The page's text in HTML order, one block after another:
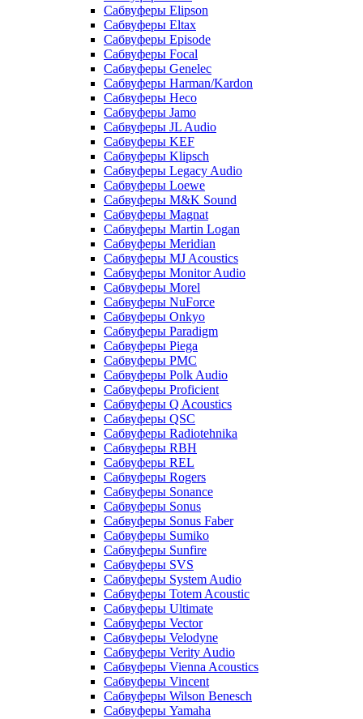
Сабвуферы Elipson
Сабвуферы Eltax
Сабвуферы Episode
Сабвуферы Focal
Сабвуферы Genelec
Сабвуферы Harman/Kardon
Сабвуферы Heco
Сабвуферы Jamo
Сабвуферы JL Audio
Сабвуферы KEF
Сабвуферы Klipsch
Сабвуферы Legacy Audio
Сабвуферы Loewe
Сабвуферы M&K Sound
Сабвуферы Magnat
Сабвуферы Martin Logan
Сабвуферы Meridian
Сабвуферы MJ Acoustics
Сабвуферы Monitor Audio
Сабвуферы Morel
Сабвуферы NuForce
Сабвуферы Onkyo
Сабвуферы Paradigm
Сабвуферы Piega
Сабвуферы PMC
Сабвуферы Polk Audio
Сабвуферы Proficient
Сабвуферы Q Acoustics
Сабвуферы QSC
Сабвуферы Radiotehnika
Сабвуферы RBH
Сабвуферы REL
Сабвуферы Rogers
Сабвуферы Sonance
Сабвуферы Sonus
Сабвуферы Sonus Faber
Сабвуферы Sumiko
Сабвуферы Sunfire
Сабвуферы SVS
Сабвуферы System Audio
Сабвуферы Totem Acoustic
Сабвуферы Ultimate
Сабвуферы Vector
Сабвуферы Velodyne
Сабвуферы Verity Audio
Сабвуферы Vienna Acoustics
Сабвуферы Vincent
Сабвуферы Wilson Benesch
Сабвуферы Yamaha